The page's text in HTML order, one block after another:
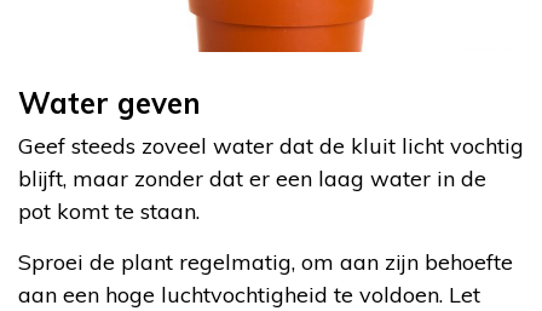
Water geven
Geef steeds zoveel water dat de kluit licht vochtig
blijft, maar zonder dat er een laag water in de
pot komt te staan.
Sproei de plant regelmatig, om aan zijn behoefte
aan een hoge luchtvochtigheid te voldoen. Let